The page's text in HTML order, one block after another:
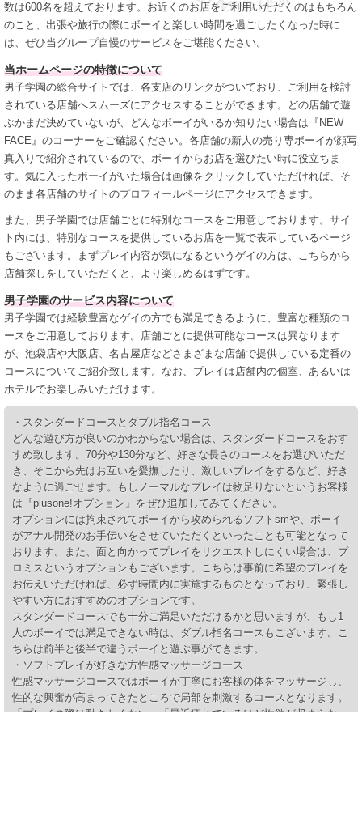
数は600名を超えております。お近くのお店をご利用いただくのはもちろん
のこと、出張や旅行の際にボーイと楽しい時間を過ごしたくなった時に
は、ぜひ当グループ自慢のサービスをご堪能ください。
当ホームページの特徴について
男子学園の総合サイトでは、各支店のリンクがついており、ご利用を検討
されている店舗へスムーズにアクセスすることができます。どの店舗で遊
ぶかまだ決めていないが、どんなボーイがいるか知りたい場合は『NEW
FACE』のコーナーをご確認ください。各店舗の新人の売り専ボーイが顔写
真入りで紹介されているので、ボーイからお店を選びたい時に役立ちま
す。気に入ったボーイがいた場合は画像をクリックしていただければ、そ
のまま各店舗のサイトのプロフィールページにアクセスできます。
また、男子学園では店舗ごとに特別なコースをご用意しております。サイ
ト内には、特別なコースを提供しているお店を一覧で表示しているページ
もございます。まずプレイ内容が気になるというゲイの方は、こちらから
店舗探しをしていただくと、より楽しめるはずです。
男子学園のサービス内容について
男子学園では経験豊富なゲイの方でも満足できるように、豊富な種類のコ
ースをご用意しております。店舗ごとに提供可能なコースは異なります
が、池袋店や大阪店、名古屋店などさまざまな店舗で提供している定番の
コースについてご紹介致します。なお、プレイは店舗内の個室、あるいは
ホテルでお楽しみいただけます。
・スタンダードコースとダブル指名コース
どんな遊び方が良いのかわからない場合は、スタンダードコースをおす
すめ致します。70分や130分など、好きな長さのコースをお選びいただ
き、そこから先はお互いを愛撫したり、激しいプレイをするなど、好き
なように過ごせます。もしノーマルなプレイは物足りないというお客様
は『plusone!オプション』をぜひ追加してみてください。
オプションには拘束されてボーイから攻められるソフトsmや、ボーイ
がアナル開発のお手伝いをさせていただくといったことも可能となって
おります。また、面と向かってプレイをリクエストしにくい場合は、プ
ロミスというオプションもございます。こちらは事前に希望のプレイを
お伝えいただければ、必ず時間内に実施するものとなっており、緊張し
やすい方におすすめのオプションです。
スタンダードコースでも十分ご満足いただけるかと思いますが、もし1
人のボーイでは満足できない時は、ダブル指名コースもございます。こ
ちらは前半と後半で違うボーイと遊ぶ事ができます。
・ソフトプレイが好きな方性感マッサージコース
性感マッサージコースではボーイが丁寧にお客様の体をマッサージし、
性的な興奮が高まってきたところで局部を刺激するコースとなります。
「プレイの際は動きたくない」「最近疲れているけど性欲が収まらな